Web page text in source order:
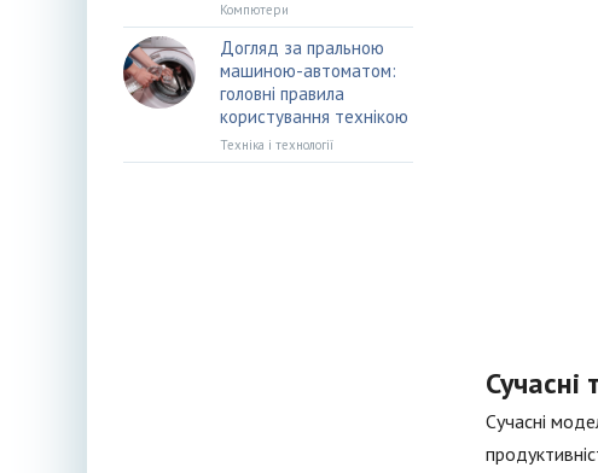
Сучасні
Сучасні
Компютери
Догляд за пральною
машиною-автоматом:
головні правила
користування технікою
Техніка і технології